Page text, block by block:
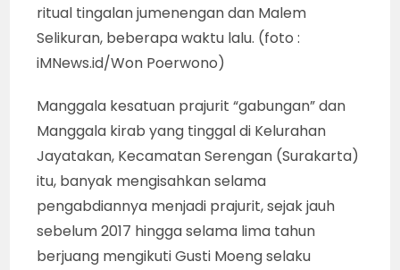
ritual tingalan jumenengan dan Malem
Selikuran, beberapa waktu lalu. (foto :
iMNews.id/Won Poerwono)
Manggala kesatuan prajurit “gabungan” dan
Manggala kirab yang tinggal di Kelurahan
Jayatakan, Kecamatan Serengan (Surakarta)
itu, banyak mengisahkan selama
pengabdiannya menjadi prajurit, sejak jauh
sebelum 2017 hingga selama lima tahun
berjuang mengikuti Gusti Moeng selaku